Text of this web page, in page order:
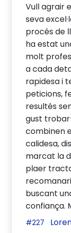
Vull agrair
seva
procés de
ha estat
molt
a cada
rapidesa i
peticions,
resultés
gust
combinen
calidesa,
marcat la
plaer
buscant
confiança.
#227